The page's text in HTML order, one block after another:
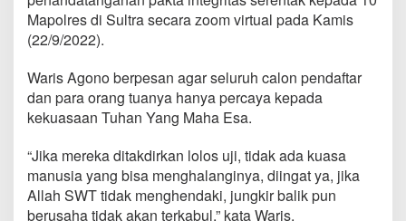
Mapolres di Sultra secara zoom virtual pada Kamis
(22/9/2022).
Waris Agono berpesan agar seluruh calon pendaftar
dan para orang tuanya hanya percaya kepada
kekuasaan Tuhan Yang Maha Esa.
“Jika mereka ditakdirkan lolos uji, tidak ada kuasa
manusia yang bisa menghalanginya, diingat ya, jika
Allah SWT tidak menghendaki, jungkir balik pun
berusaha tidak akan terkabul,” kata Waris.